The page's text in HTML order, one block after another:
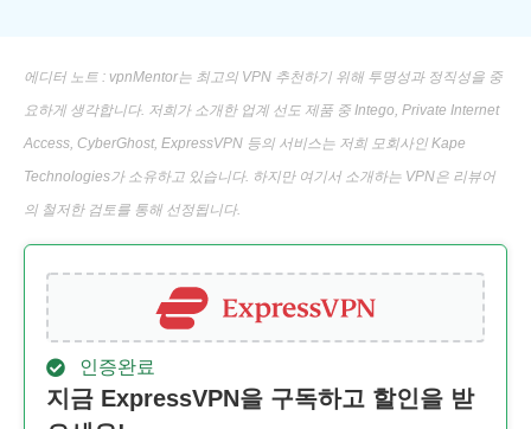
에디터 노트 : vpnMentor는 최고의 VPN 추천하기 위해 투명성과 정직성을 중
요하게 생각합니다. 저희가 소개한 업계 선도 제품 중 Intego, Private Internet
Access, CyberGhost, ExpressVPN 등의 서비스는 저희 모회사인 Kape
Technologies가 소유하고 있습니다. 하지만 여기서 소개하는 VPN은 리뷰어
의 철저한 검토를 통해 선정됩니다.
인증완료
지금 ExpressVPN을 구독하고 할인을 받